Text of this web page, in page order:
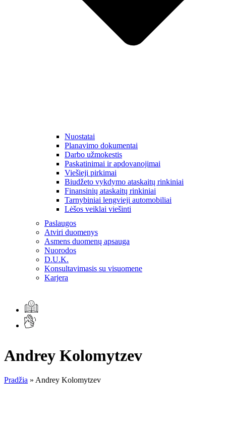
Nuostatai
Planavimo dokumentai
Darbo užmokestis
Paskatinimai ir apdovanojimai
Viešieji pirkimai
Biudžeto vykdymo ataskaitų rinkiniai
Finansinių ataskaitų rinkiniai
Tarnybiniai lengvieji automobiliai
Lėšos veiklai viešinti
Paslaugos
Atviri duomenys
Asmens duomenų apsauga
Nuorodos
D.U.K.
Konsultavimasis su visuomene
Karjera
Andrey Kolomytzev
Pradžia » Andrey Kolomytzev